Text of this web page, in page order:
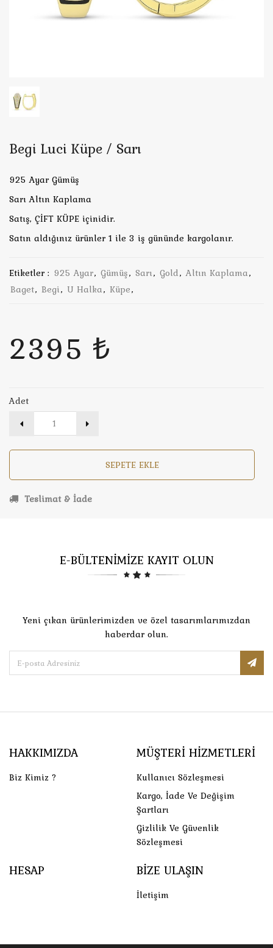
Begi Luci Küpe / Sarı
925 Ayar Gümüş
Sarı Altın Kaplama
Satış, ÇİFT KÜPE içinidir.
Satın aldığınız ürünler 1 ile 3 iş gününde kargolanır.
Etiketler : 925 Ayar, Gümüş, Sarı, Gold, Altın Kaplama,
Baget, Begi, U Halka, Küpe,
2395 ₺
Adet
SEPETE EKLE
Teslimat & İade
E-BÜLTENİMİZE KAYIT OLUN
Yeni çıkan ürünlerimizden ve özel tasarımlarımızdan
haberdar olun.
HAKKIMIZDA
Biz Kimiz ?
MÜŞTERI HIZMETLERI
Kullanıcı Sözleşmesi
Kargo, İade Ve Değişim
Şartları
Gizlilik Ve Güvenlik
Sözleşmesi
HESAP BIZE ULAŞIN
İletişim